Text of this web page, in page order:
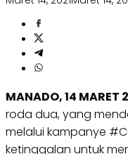
MANADO, 14 MARET
roda dua, yang
melalui kampanye
ketinggalan untuk